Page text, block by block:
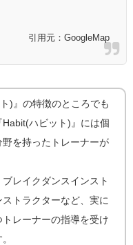
引用元：GoogleMap
)』の特徴のところでも
ハビット)』には個
を持ったトレーナーが
レイクダンスインスト
トラクターなど、実に
レーナーの指導を受け